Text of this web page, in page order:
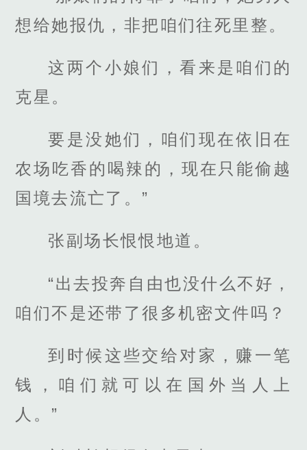
想给她报仇，非把咱们往死里整。
这两个小娘们，看来是咱们的
克星。
要是没她们，咱们现在依旧在
农场吃香的喝辣的，现在只能偷越
国境去流亡了。”
张副场长恨恨地道。
“出去投奔自由也没什么不好，
咱们不是还带了很多机密文件吗？
到时候这些交给对家，赚一笔
钱，咱们就可以在国外当人上
人。”